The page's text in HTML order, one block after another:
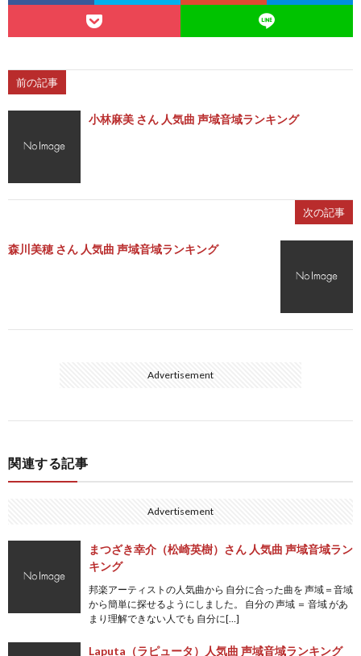
前の記事
小林麻美 さん 人気曲 声域音域ランキング
次の記事
森川美穂 さん 人気曲 声域音域ランキング
Advertisement
関連する記事
Advertisement
まつざき幸介（松崎英樹）さん 人気曲 声域音域ラン
キング
邦楽アーティストの人気曲から 自分に合った曲を 声域＝音域
から簡単に探せるようにしました。 自分の 声域 ＝ 音域 があ
まり理解できない人でも 自分に[…]
Laputa（ラピュータ）人気曲 声域音域ランキング